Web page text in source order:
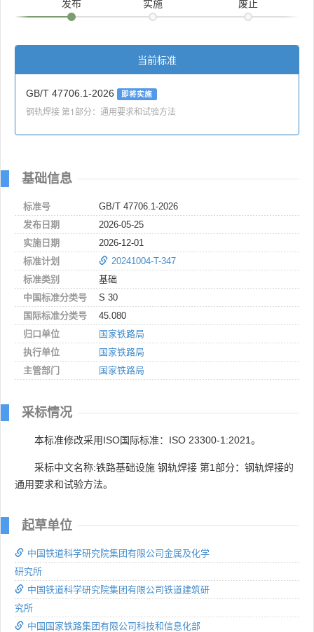
发布 实施 废止
当前标准
GB/T 47706.1-2026 即将实施
钢轨焊接 第1部分：通用要求和试验方法
基础信息
标准号
GB/T 47706.1-2026
发布日期
2026-05-25
实施日期
2026-12-01
标准计划
20241004-T-347
标准类别
基础
中国标准分类号
S 30
国际标准分类号
45.080
归口单位
国家铁路局
执行单位
国家铁路局
主管部门
国家铁路局
采标情况
本标准修改采用ISO国际标准：ISO 23300-1:2021。
采标中文名称:铁路基础设施 钢轨焊接 第1部分：钢轨焊接的
通用要求和试验方法。
起草单位
中国铁道科学研究院集团有限公司金属及化学
研究所
中国铁道科学研究院集团有限公司铁道建筑研
究所
中国国家铁路集团有限公司科技和信息化部